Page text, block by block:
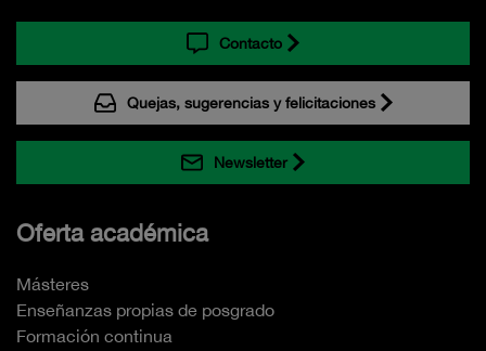
Contacto
Quejas, sugerencias y felicitaciones
Newsletter
Oferta académica
Másteres
Enseñanzas propias de posgrado
Formación continua